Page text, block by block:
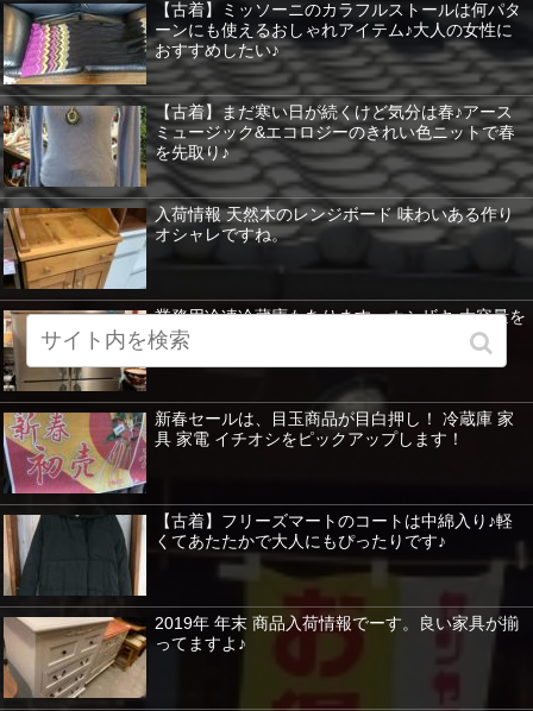
【古着】ミッソーニのカラフルストールは何パタ
ーンにも使えるおしゃれアイテム♪大人の女性に
おすすめしたい♪
【古着】まだ寒い日が続くけど気分は春♪アース
ミュージック&エコロジーのきれい色ニットで春
を先取り♪
入荷情報 天然木のレンジボード 味わいある作り
オシャレですね。
業務用冷凍冷蔵庫もあります。ホシザキ 大容量を
紹介 暖房器具など特価！
新春セールは、目玉商品が目白押し！ 冷蔵庫 家
具 家電 イチオシをピックアップします！
【古着】フリーズマートのコートは中綿入り♪軽
くてあたたかで大人にもぴったりです♪
2019年 年末 商品入荷情報でーす。良い家具が揃
ってますよ♪